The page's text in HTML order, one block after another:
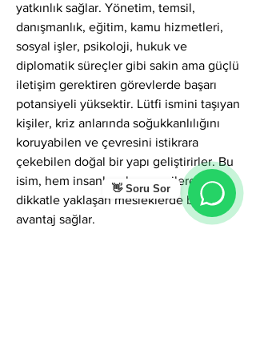
👋 Soru Sor
yatkınlık sağlar. Yönetim, temsil,
danışmanlık, eğitim, kamu hizmetleri,
sosyal işler, psikoloji, hukuk ve
diplomatik süreçler gibi sakin ama güçlü
iletişim gerektiren görevlerde başarı
potansiyeli yüksektir. Lütfi ismini taşıyan
kişiler, kriz anlarında soğukkanlılığını
koruyabilen ve çevresini istikrara
çekebilen doğal bir yapı geliştirirler. Bu
isim, hem insanlara hem verilere
dikkatle yaklaşan mesleklerde belirgin
avantaj sağlar.